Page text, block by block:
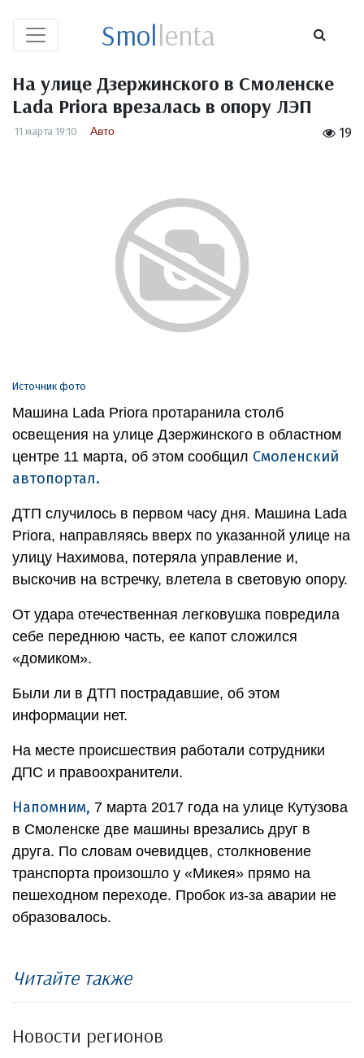
Smollenta
На улице Дзержинского в Смоленске
Lada Priora врезалась в опору ЛЭП
19
11 марта 19:10 Авто
Источник фото
Машина Lada Priora протаранила столб
освещения на улице Дзержинского в областном
центре 11 марта, об этом сообщил Смоленский
автопортал.
ДТП случилось в первом часу дня. Машина Lada
Priora, направляясь вверх по указанной улице на
улицу Нахимова, потеряла управление и,
выскочив на встречку, влетела в световую опору.
От удара отечественная легковушка повредила
себе переднюю часть, ее капот сложился
«домиком».
Были ли в ДТП пострадавшие, об этом
информации нет.
На месте происшествия работали сотрудники
ДПС и правоохранители.
Напомним, 7 марта 2017 года на улице Кутузова
в Смоленске две машины врезались друг в
друга. По словам очевидцев, столкновение
транспорта произошло у «Микея» прямо на
пешеходном переходе. Пробок из-за аварии не
образовалось.
Читайте также
Новости регионов